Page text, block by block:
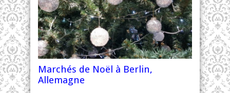
Marchés de Noël à Berlin,
Allemagne